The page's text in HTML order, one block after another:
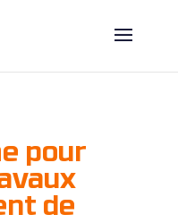
pour
de